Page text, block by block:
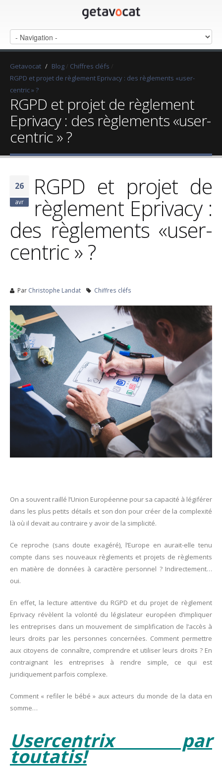
Getavocat / Blog / Chiffres cléfs /
RGPD et projet de règlement Eprivacy : des règlements «user-
centric » ?
RGPD et projet de règlement
Eprivacy : des règlements «user-
centric » ?
26
avr
RGPD et projet de
règlement Eprivacy :
des règlements «user-
centric » ?
Par Christophe Landat Chiffres cléfs
On a souvent raillé l’Union Européenne pour sa capacité à légiférer
dans les plus petits détails et son don pour créer de la complexité
là où il devait au contraire y avoir de la simplicité.
Ce reproche (sans doute exagéré), l’Europe en aurait-elle tenu
compte dans ses nouveaux règlements et projets de règlements
en matière de données à caractère personnel ? Indirectement…
oui.
En effet, la lecture attentive du RGPD et du projet de règlement
Eprivacy révèlent la volonté du législateur européen d’impliquer
les entreprises dans un mouvement de simplification de l’accès à
leurs droits par les personnes concernées. Comment permettre
aux citoyens de connaître, comprendre et utiliser leurs droits ? En
contraignant les entreprises à rendre simple, ce qui est
juridiquement parfois complexe.
Comment « refiler le bébé » aux acteurs du monde de la data en
somme…
Usercentrix par
toutatis!